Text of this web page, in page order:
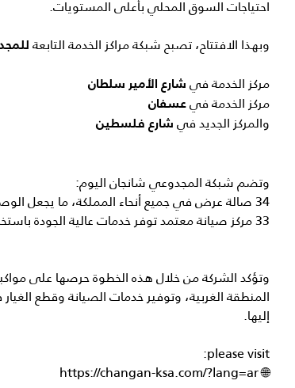
احتياجات السوق المحلي بأعلى المستويات.
وبهذا الافتتاح، تصبح شبكة مراكز الخدمة التابعة
مركز الخدمة في شارع الأمير سلطان
مركز الخدمة في عسفان
والمركز الجديد في شارع فلسطين
وتضم شبكة المجدوعي شانجان اليوم:
34 صالة عرض في جميع أنحاء المملكة، ما يجعل الوصول إلى سيارات شانجان أكثر سهولة
33 مركز صيانة معتمد توفر خدمات عالية الجودة باستخدام أحدث التقنيات وتوفير قطع الغيار
وتؤكد الشركة من خلال هذه الخطوة حرصها على
المنطقة الغربية، وتوفير خدمات الصيانة وقطع
إليها.
please visit:
🌐
https://changan-ksa.com/?lang=ar